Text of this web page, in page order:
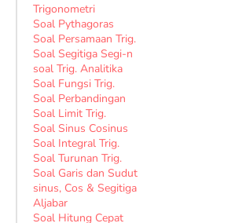
Trigonometri
Soal Pythagoras
Soal Persamaan Trig.
Soal Segitiga Segi-n
soal Trig. Analitika
Soal Fungsi Trig.
Soal Perbandingan
Soal Limit Trig.
Soal Sinus Cosinus
Soal Integral Trig.
Soal Turunan Trig.
Soal Garis dan Sudut
sinus, Cos & Segitiga
Aljabar
Soal Hitung Cepat